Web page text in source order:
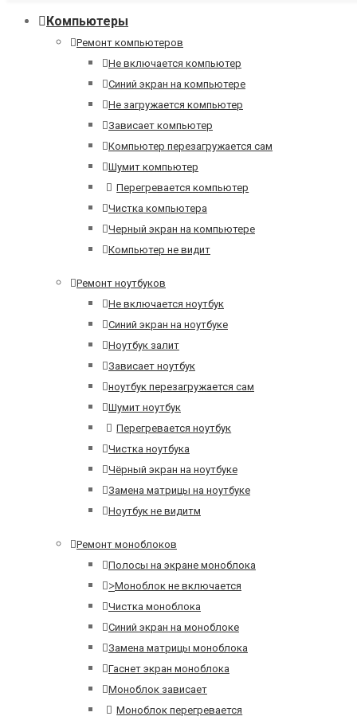
Компьютеры
Ремонт компьютеров
Не включается компьютер
Синий экран на компьютере
Не загружается компьютер
Зависает компьютер
Компьютер перезагружается сам
Шумит компьютер
Перегревается компьютер
Чистка компьютера
Черный экран на компьютере
Компьютер не видит
Ремонт ноутбуков
Не включается ноутбук
Синий экран на ноутбуке
Ноутбук залит
Зависает ноутбук
ноутбук перезагружается сам
Шумит ноутбук
Перегревается ноутбук
Чистка ноутбука
Чёрный экран на ноутбуке
Замена матрицы на ноутбуке
Ноутбук не видитм
Ремонт моноблоков
Полосы на экране моноблока
>Моноблок не включается
Чистка моноблока
Синий экран на моноблоке
Замена матрицы моноблока
Гаснет экран моноблока
Моноблок зависает
Моноблок перегревается